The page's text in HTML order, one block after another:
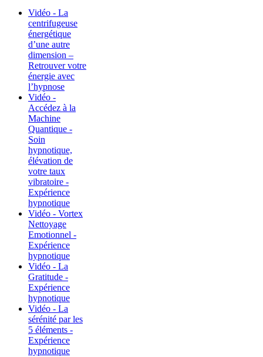
Vidéo - La
centrifugeuse
énergétique
d’une autre
dimension –
Retrouver votre
énergie avec
l’hypnose
Vidéo -
Accédez à la
Machine
Quantique -
Soin
hypnotique,
élévation de
votre taux
vibratoire -
Expérience
hypnotique
Vidéo - Vortex
Nettoyage
Emotionnel -
Expérience
hypnotique
Vidéo - La
Gratitude -
Expérience
hypnotique
Vidéo - La
sérénité par les
5 éléments -
Expérience
hypnotique